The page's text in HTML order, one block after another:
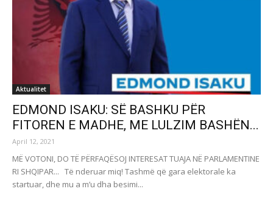
Aktualitet
EDMOND ISAKU: SË BASHKU PËR
FITOREN E MADHE, ME LULZIM BASHËN...
April 12, 2021
MË VOTONI, DO TË PËRFAQËSOJ INTERESAT TUAJA NË PARLAMENTINE
RI SHQIPAR... Të nderuar miq! Tashmë që gara elektorale ka
startuar, dhe mu a m’u dha besimi...